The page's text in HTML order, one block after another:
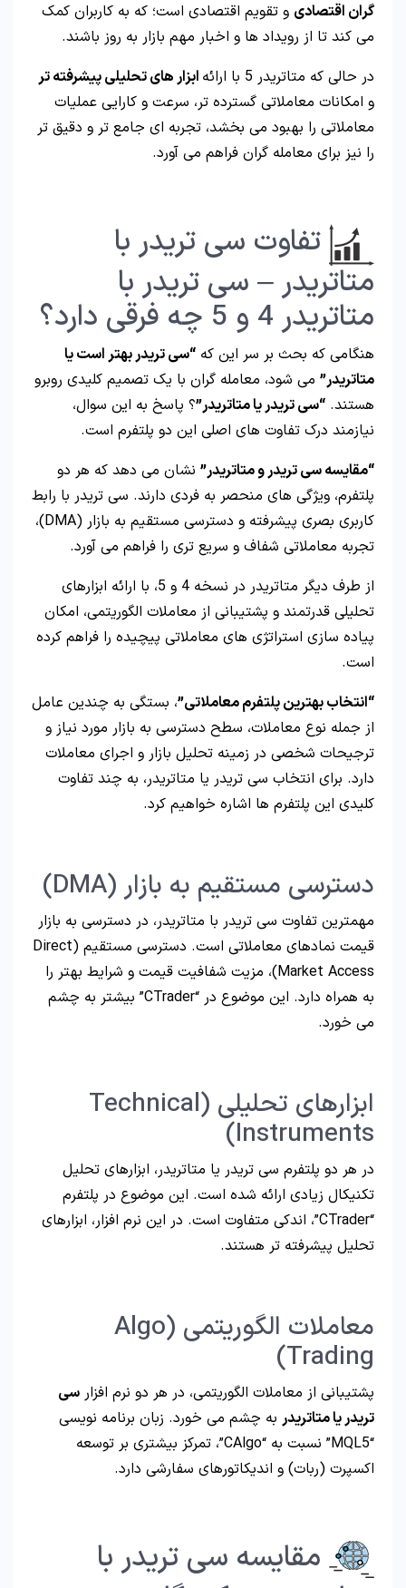
گران اقتصادی و تقویم اقتصادی است؛ که به کاربران کمک
می کند تا از رویداد ها و اخبار مهم بازار به روز باشند.
در حالی که متاتریدر 5 با ارائه
ابزار های تحلیلی پیشرفته تر
و امکانات معاملاتی گسترده تر، سرعت و کارایی عملیات
معاملاتی را بهبود می بخشد، تجربه ای جامع تر و دقیق تر
را نیز برای معامله گران فراهم می آورد.
تفاوت سی تریدر با
متاتریدر – سی تریدر با
متاتریدر 4 و 5 چه فرقی دارد؟
هنگامی که بحث بر سر این که “سی تریدر بهتر است یا
متاتریدر” می شود، معامله گران با یک تصمیم کلیدی روبرو
هستند. “سی تریدر یا متاتریدر”؟ پاسخ به این سوال،
نیازمند درک تفاوت های اصلی این دو پلتفرم است.
“مقایسه سی تریدر و متاتریدر” نشان می دهد که هر دو
پلتفرم، ویژگی های منحصر به فردی دارند. سی تریدر با رابط
کاربری بصری پیشرفته و دسترسی مستقیم به بازار (DMA)،
تجربه معاملاتی شفاف و سریع تری را فراهم می آورد.
از طرف دیگر متاتریدر در نسخه 4 و 5، با ارائه ابزارهای
تحلیلی قدرتمند و پشتیبانی از معاملات الگوریتمی، امکان
پیاده سازی استراتژی های معاملاتی پیچیده را فراهم کرده
است.
“انتخاب بهترین پلتفرم معاملاتی”، بستگی به چندین عامل
از جمله نوع معاملات، سطح دسترسی به بازار مورد نیاز و
ترجیحات شخصی در زمینه تحلیل بازار و اجرای معاملات
دارد. برای انتخاب سی تریدر یا متاتریدر، به چند تفاوت
کلیدی این پلتفرم ها اشاره خواهیم کرد.
دسترسی مستقیم به بازار (DMA)
مهمترین تفاوت سی تریدر با متاتریدر، در دسترسی به بازار
قیمت نمادهای معاملاتی است. دسترسی مستقیم (Direct
Market Access)، مزیت شفافیت قیمت و شرایط بهتر را
به همراه دارد. این موضوع در “CTrader” بیشتر به چشم
می خورد.
ابزارهای تحلیلی (Technical
Instruments)
در هر دو پلتفرم سی تریدر یا متاتریدر، ابزارهای تحلیل
تکنیکال زیادی ارائه شده است. این موضوع در پلتفرم
“CTrader”، اندکی متفاوت است. در این نرم افزار، ابزارهای
تحلیل پیشرفته تر هستند.
معاملات الگوریتمی (Algo
Trading)
پشتیبانی از معاملات الگوریتمی، در هر دو نرم افزار سی
تریدر یا متاتریدر به چشم می خورد. زبان برنامه نویسی
“MQL5” نسبت به “CAlgo”، تمرکز بیشتری بر توسعه
اکسپرت (ربات) و اندیکاتورهای سفارشی دارد.
مقایسه سی تریدر با